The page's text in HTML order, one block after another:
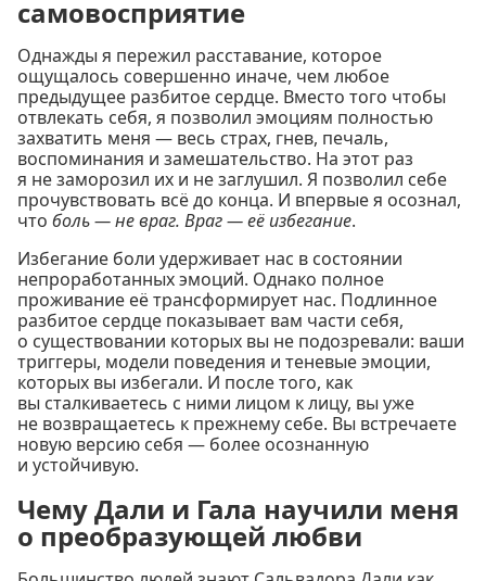
самовосприятие
Однажды я пережил расставание, которое
ощущалось совершенно иначе, чем любое
предыдущее разбитое сердце. Вместо того чтобы
отвлекать себя, я позволил эмоциям полностью
захватить меня — весь страх, гнев, печаль,
воспоминания и замешательство. На этот раз
я не заморозил их и не заглушил. Я позволил себе
прочувствовать всё до конца. И впервые я осознал,
что боль — не враг. Враг — её избегание.
Избегание боли удерживает нас в состоянии
непроработанных эмоций. Однако полное
проживание её трансформирует нас. Подлинное
разбитое сердце показывает вам части себя,
о существовании которых вы не подозревали: ваши
триггеры, модели поведения и теневые эмоции,
которых вы избегали. И после того, как
вы сталкиваетесь с ними лицом к лицу, вы уже
не возвращаетесь к прежнему себе. Вы встречаете
новую версию себя — более осознанную
и устойчивую.
Чему Дали и Гала научили меня
о преобразующей любви